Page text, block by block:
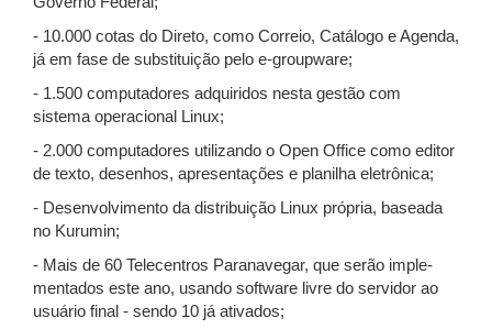
- 10.000 cotas do Direto, como Correio, Catálogo e Agenda,
já em fase de substituição pelo e-groupware;
- 1.500 computadores adquiridos nesta gestão com
sistema operacional Linux;
- 2.000 computadores utilizando o Open Office como editor
de texto, desenhos, apresentações e planilha eletrônica;
- Desenvolvimento da distribuição Linux própria, baseada
no Kurumin;
- Mais de 60 Telecentros Paranavegar, que serão imple-
mentados este ano, usando software livre do servidor ao
usuário final - sendo 10 já ativados;